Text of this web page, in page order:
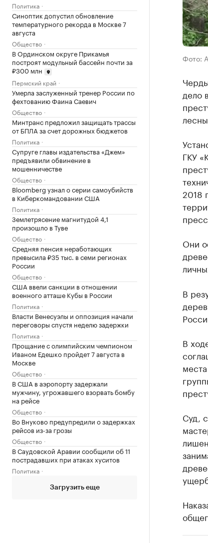
Политика
Синоптик допустил обновление
температурного рекорда в Москве 7
августа
Общество
В Ординском округе Прикамья
построят модульный бассейн почти за
₽300 млн
Пермский край
Умерла заслуженный тренер России по
фехтованию Фаина Саевич
Общество
Минтранс предложил защищать трассы
от БПЛА за счет дорожных бюджетов
Политика
Супруге главы издательства «Джем»
предъявили обвинение в
мошенничестве
Общество
Bloomberg узнал о серии самоубийств
в Киберкомандовании США
Политика
Землетрясение магнитудой 4,1
произошло в Туве
Общество
Средняя пенсия неработающих
превысила ₽35 тыс. в семи регионах
России
Общество
США ввели санкции в отношении
военного атташе Кубы в России
Политика
Власти Венесуэлы и оппозиция начали
переговоры спустя неделю задержки
Политика
Прощание с олимпийским чемпионом
Иваном Едешко пройдет 7 августа в
Москве
Общество
В США в аэропорту задержали
мужчину, угрожавшего взорвать бомбу
на рейсе
Общество
Во Внуково предупредили о задержках
рейсов из-за грозы
Общество
В Саудовской Аравии сообщили об 11
пострадавших при атаках хуситов
Политика
Загрузить еще
Фото:
дело
ГКУ
2018
Они
В
В
Суд,